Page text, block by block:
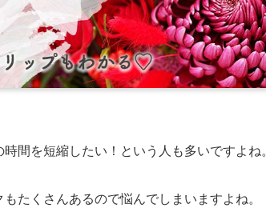
間を短縮したい！という人も多いですよね。
たくさんあるので悩んでしまいますよね。